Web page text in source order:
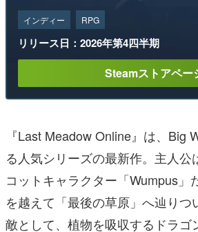
インディー RPG
リリース日：2026年第4四半期
Steamストアペー
『Last Meadow Online』は、Big
る人気シリーズの最新作。主人公
コットキャラクター「Wumpus」
を越えて「最後の草原」へ辿りつ
敵として、植物を吸収するドラゴ